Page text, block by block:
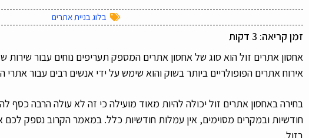
בלוג בניית אתרים
זמן קריאה: 3 דקות
אחסון אתרים זול הוא סוג של אחסון אתרים המספק תעריפים נוחים עבור שירות
אירוח אתרים הפופולריים ביותר בשוק והוא שימש על ידי אנשים רבים עבור
בחירה באחסון אתרים זול יכולה להיות מאוד מועילה כי זה לא עולה הרבה כסף
חודשיות ובמקרים מסוימים, אין עמלות חודשיות כלל. במאמר הקרוב נספק
בזול.